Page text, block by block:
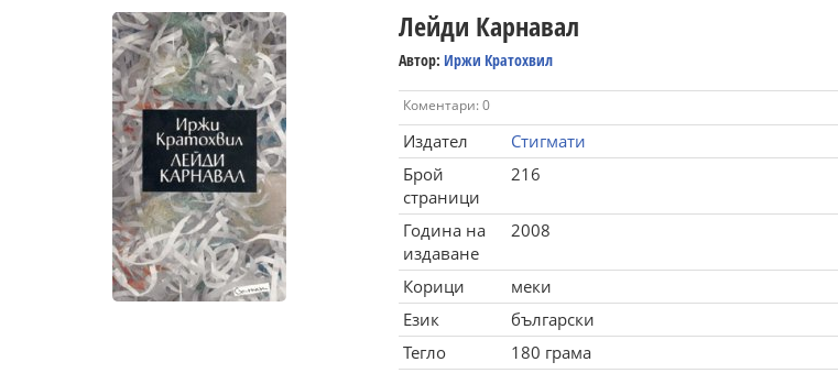
Лейди Карнавал
Автор: Иржи Кратохвил
Коментари: 0
Издател
Стигмати
Брой
страници
216
Година на
издаване
2008
Корици
меки
Език
български
Тегло
180 грама